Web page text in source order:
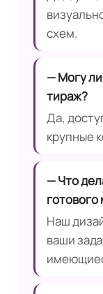
схем.
— Могу
тираж?
Да,
крупные
— Что
готового
Наш
ваши